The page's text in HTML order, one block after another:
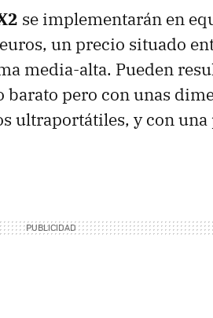
se implementarán en
un precio situado
media-alta. Pueden
barato pero con unas
ultraportátiles, y con